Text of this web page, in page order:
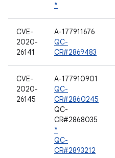
*
CVE-
2020-
26141
A-177911676
QC-
CR#2869483
CVE-
2020-
26145
A-177910901
QC-
CR#2860245
QC-
CR#2868035
*
QC-
CR#2893212